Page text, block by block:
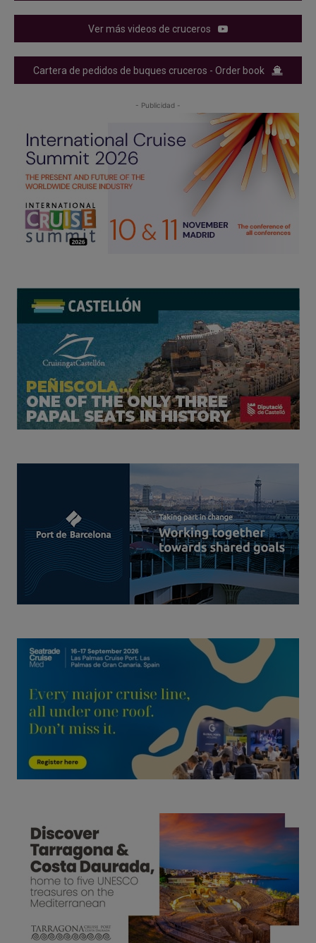
Ver más videos de cruceros
Cartera de pedidos de buques cruceros - Order book
- Publicidad -